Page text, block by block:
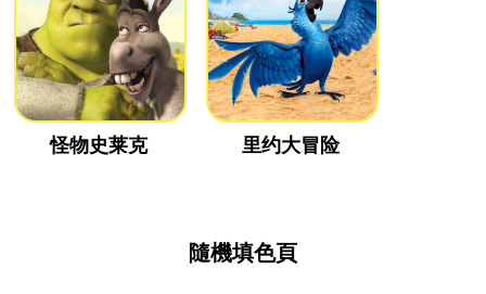
怪物史莱克 里约大冒险
隨機填色頁